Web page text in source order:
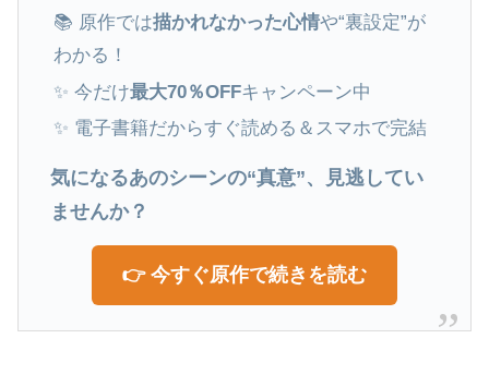
📚 原作では描かれなかった心情や“裏設定”が
わかる！
✨ 今だけ最大70％OFFキャンペーン中
✨ 電子書籍だからすぐ読める＆スマホで完結
気になるあのシーンの“真意”、見逃してい
ませんか？
👉 今すぐ原作で続きを読む